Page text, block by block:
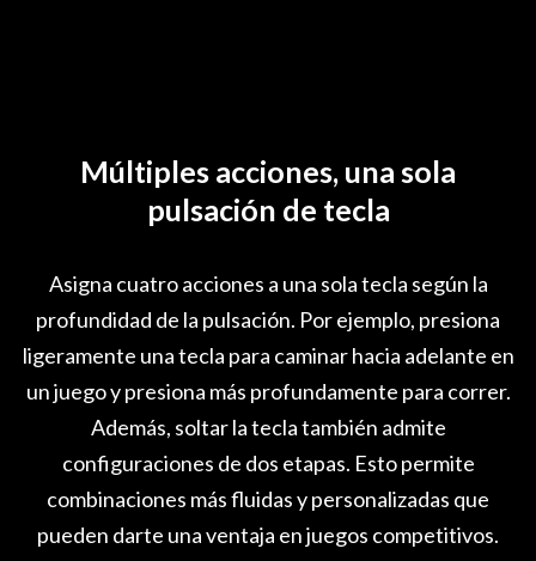
Múltiples acciones, una sola
pulsación de tecla
Asigna cuatro acciones a una sola tecla según la
profundidad de la pulsación. Por ejemplo, presiona
ligeramente una tecla para caminar hacia adelante en
un juego y presiona más profundamente para correr.
Además, soltar la tecla también admite
configuraciones de dos etapas. Esto permite
combinaciones más fluidas y personalizadas que
pueden darte una ventaja en juegos competitivos.